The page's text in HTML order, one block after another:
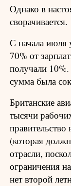
Однако в
сворачивается.
С начала июля
70% от
получали 10%.
сумма была
Британские
тысячи
(которая
отрасли,
ограничения
нет второй